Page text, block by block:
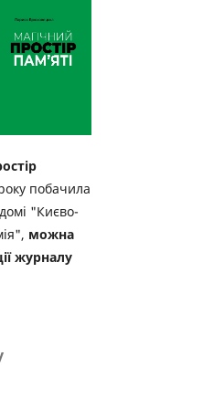
побачила
"Києво-
можна
журналу